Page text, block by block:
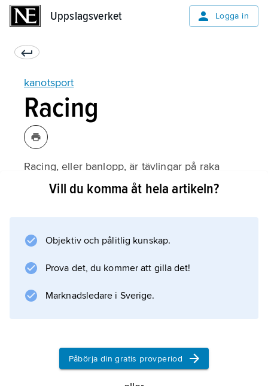
Uppslagsverket Logga in
kanotsport
Racing
Racing, eller banlopp, är tävlingar på raka
banor med kajak eller kanadensare. En
(K-1, K-2 eller K-4). En
kanadensare
med
Information om artikeln
Vill du komma åt hela artikeln?
Objektiv och pålitlig kunskap.
Prova det, du kommer att gilla det!
Marknadsledare i Sverige.
Påbörja din gratis provperiod